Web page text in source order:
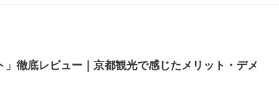
」徹底レビュー｜京都観光で感じたメリット・デメ